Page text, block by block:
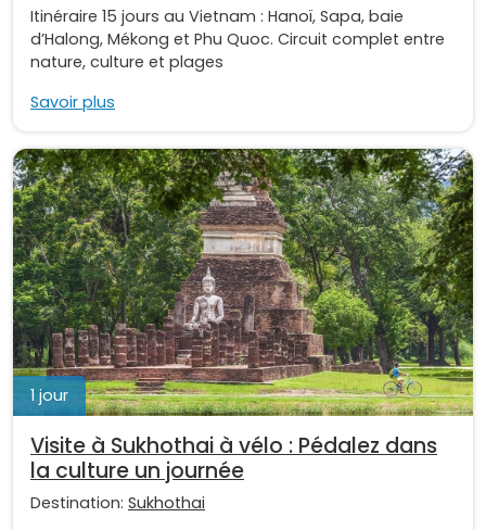
Itinéraire 15 jours au Vietnam : Hanoï, Sapa, baie
d’Halong, Mékong et Phu Quoc. Circuit complet entre
nature, culture et plages
Savoir plus
1 jour
Visite à Sukhothai à vélo : Pédalez dans
la culture un journée
Destination: Sukhothai